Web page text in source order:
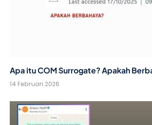
Apa itu COM Surrogate? Apakah
14 Februari 2026